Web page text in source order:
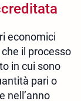
economici
il processo
in cui sono
pari o
nell’anno